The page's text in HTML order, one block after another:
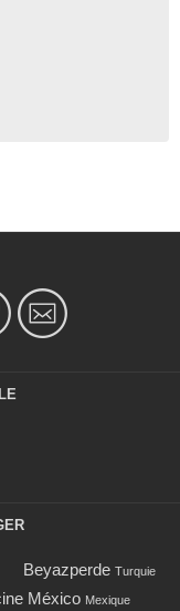
Beyazperde Turquie
México Mexique